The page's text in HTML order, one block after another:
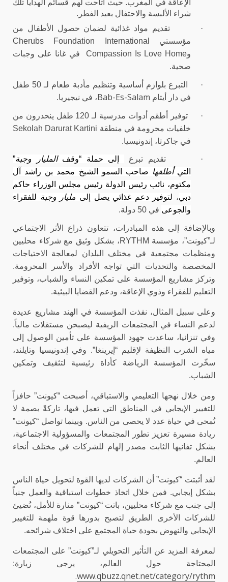
الإعاقة في المغرب. حيث أتاحت لهم قسائم الهدايا تلك
شراء الألبسة والاحتفال بعيد الفطر.
·
تقديم مواد غذائية لضمان حصول الأطفال من
مؤسستي
Cherubs Foundation International
وCompassion Is Love Home
في غانا على وجبات
صحية.
·
التبرع بلوازم أساسية وتنظيم مأدبة طعام لـ 50 طفل
في دار أيتام Bab-Es-Salam، في نيجيريا.
·
توفير أطقم أدوات مدرسية لـ 120 طفل ينحدرون من
خلفيات محرومة في منطقة Sekolah Darurat Kartini
في جاكرتا، إندونيسيا.
· تقديم تبرع إلى حملة “وقفالمليار وجبة”
التيأطلقها صاحب السمو الشيخ محمد بن راشد آل
مكتوم، نائب رئيس الدولة رئيس مجلس الوزراء حاكم
دبي، لتوفير دعم غذائي يصل إلى مليار وجبة للفقراء
والجوعى في 50 دولة.
وبالإضافة إلى هذه المبادرات، تتعاون ذراع الأثر الاجتماعي
لـ”كيونت”، مؤسسة RYTHM، بشكل وثيق مع شركاء محليين
ومنظمات مجتمعية في مختلف البلدان لمعالجة الاحتياجات
المخصصة والتحديات التي تواجه الأفراد والأسر المحرومة.
وتركز مشاريع المؤسسة على تمكين النساء والشباب، وتوفير
التعليم للفقراء وذوي الإعاقة، ودعم القضايا البيئية.
وعلى سبيل المثال، نفذت المؤسسة في الهند مشاريع عديدة
لدعم النساء في المجتمعات الريفية ليصبحن مستقلات مالياً.
وفي تنزانيا، ساعدت جهود المؤسسة على تأمين الوصول إلى
مياه الشرب النظيفة لإقليم “إيرينغا”. وفي إندونيسيا وتايلند،
سخّرت المؤسسة الرياضة كأداة رئيسية لتثقيف وتمكين
الشباب.
ومن خلال نهجها التعليمي والاستباقي، أصبحت “كيونت” حافزاً
للتغيير الإيجابي في المناطق التي تعمل فيها، تاركةً بصمة لا
تُمحى في حياة عدد لا يحصى من الناس. وبينما تواصل “كيونت”
ريادة مسيرة تعزيز تطور المجتمعات والمسؤولية الاجتماعية،
يشكل تفانيها الثابت مصدر إلهام للشركات في مختلف أنحاء
العالم.
لقد أثبتت “كيونت” أن الشركات لديها القوة لتحويل حياة الناس
بشكل إيجابي. فمن خلال اتخاذ خطوات استباقية والعمل جنباً
إلى جنب مع شركاء محليين، باتت “كيونت” منارة للأمل، تُضيئ
للشركات الأخرى الطريق لتصبح بدورها قوة ملهمة للتغيير
الإيجابي والنهوض بجودة حياة المجتمع على اختلاف شرائحه.
لمعرفة المزيد عن التأثير التحويلي لـ”كيونت” على المجتمعات
المحتاجة حول العالم، يرجى زيارة:
www.qbuzz.qnet.net/category/rythm
.